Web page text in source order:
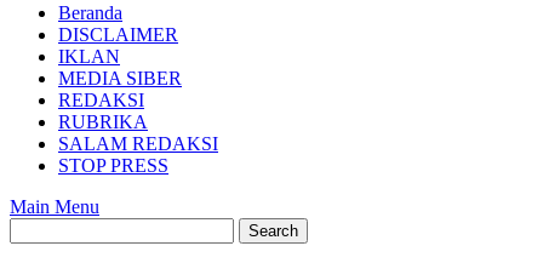
Beranda
DISCLAIMER
IKLAN
MEDIA SIBER
REDAKSI
RUBRIKA
SALAM REDAKSI
STOP PRESS
Main Menu